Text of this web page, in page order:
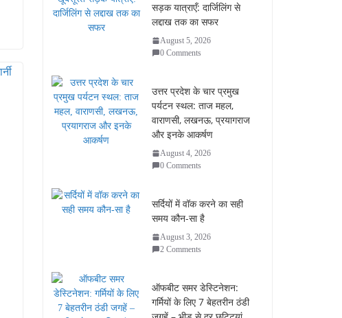
सड़क यात्राएँ: दार्जिलिंग से
लद्दाख तक का सफर
August 5, 2026
0 Comments
उत्तर प्रदेश के चार प्रमुख
पर्यटन स्थल: ताज महल,
वाराणसी, लखनऊ, प्रयागराज
और इनके आकर्षण
August 4, 2026
0 Comments
सर्दियों में वॉक करने का सही
समय कौन-सा है
August 3, 2026
2 Comments
ऑफबीट समर डेस्टिनेशन:
गर्मियों के लिए 7 बेहतरीन ठंडी